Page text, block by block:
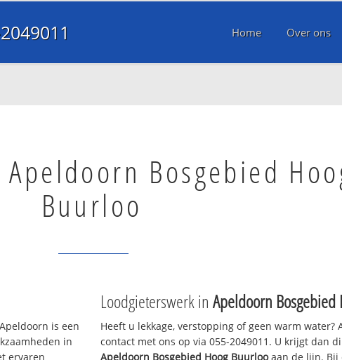
Home Over ons
Bosgebied
Buurloo
is een
in
ervaren
Loodgieterswerk in Apeldoorn Bosgebied
Heeft u lekkage, verstopping of geen warm
contact met ons op via 055-2049011. U krijgt dan
Apeldoorn Bosgebied Hoog Buurlooaan de lijn. Bij